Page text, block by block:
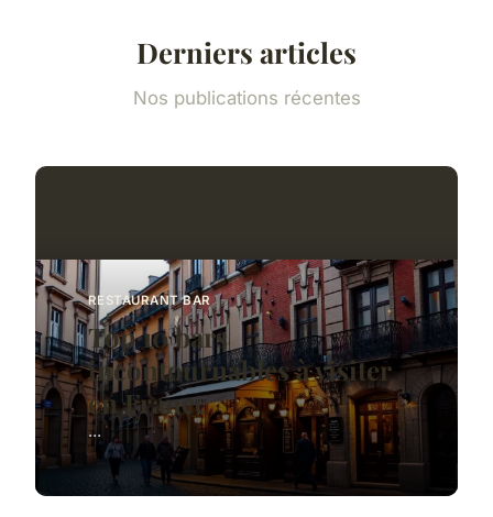
Derniers articles
Nos publications récentes
RESTAURANT BAR
Top 10 bars
incontournables à visiter
en France
...